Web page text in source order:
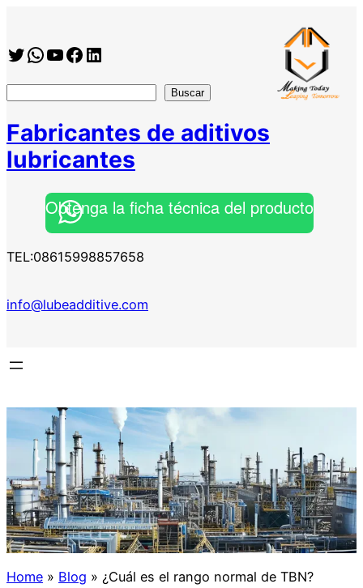
contenido
Twitter
WhatsApp
YouTube
Facebook
https://www.linkedin.com/company/shanghai-minglan-chemical-co–ltd
Buscar
Fabricantes de aditivos
lubricantes
Obtenga la ficha técnica del producto
TEL:08615998857658
info@lubeadditive.com
Home » Blog » ¿Cuál es el rango normal de TBN?